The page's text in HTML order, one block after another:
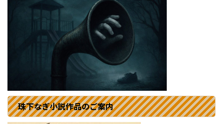
珠下なぎ小説作品のご案内